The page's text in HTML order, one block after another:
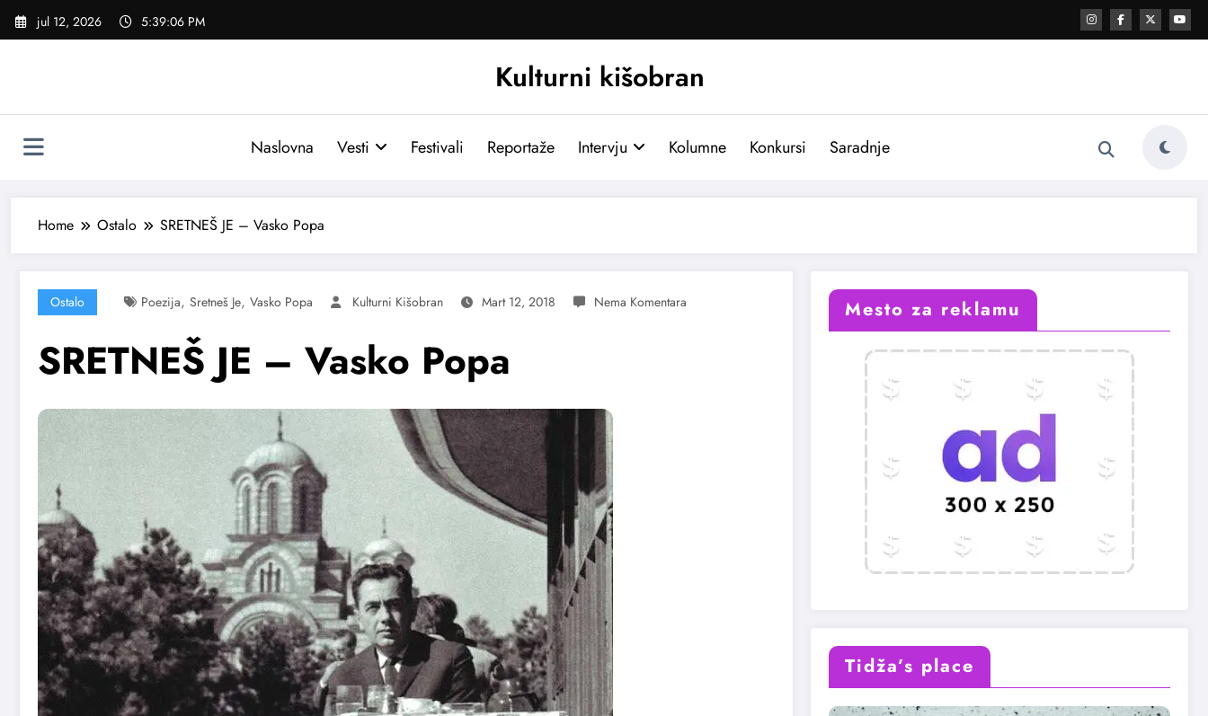
Skoči
jul 12, 2026 5:39:07 PM
Kulturni kišobran
Naslovna Vesti Festivali Reportaže Intervju Kolumne Konkursi Saradnje
Home Ostalo SRETNEŠ JE – Vasko Popa
Ostalo Poezija, Sretneš Je, Vasko Popa Kulturni Kišobran Mart 12, 2018
SRETNEŠ JE – Vasko Popa
Mesto za reklamu
Tidža’s place